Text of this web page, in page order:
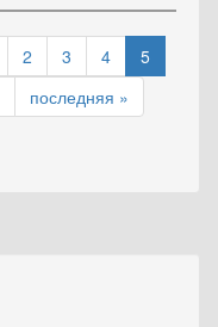
2 3 4
5
последняя »